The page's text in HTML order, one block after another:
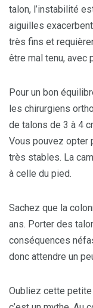
talon, l’instabilité
aiguilles
très fins et
être mal tenu, avec
Pour un bon
les chirurgiens
de talons de 3 à 4
Vous pouvez opter
très stables. La
à celle du pied.
Sachez que la
ans. Porter des
conséquences
donc attendre un
Oubliez cette